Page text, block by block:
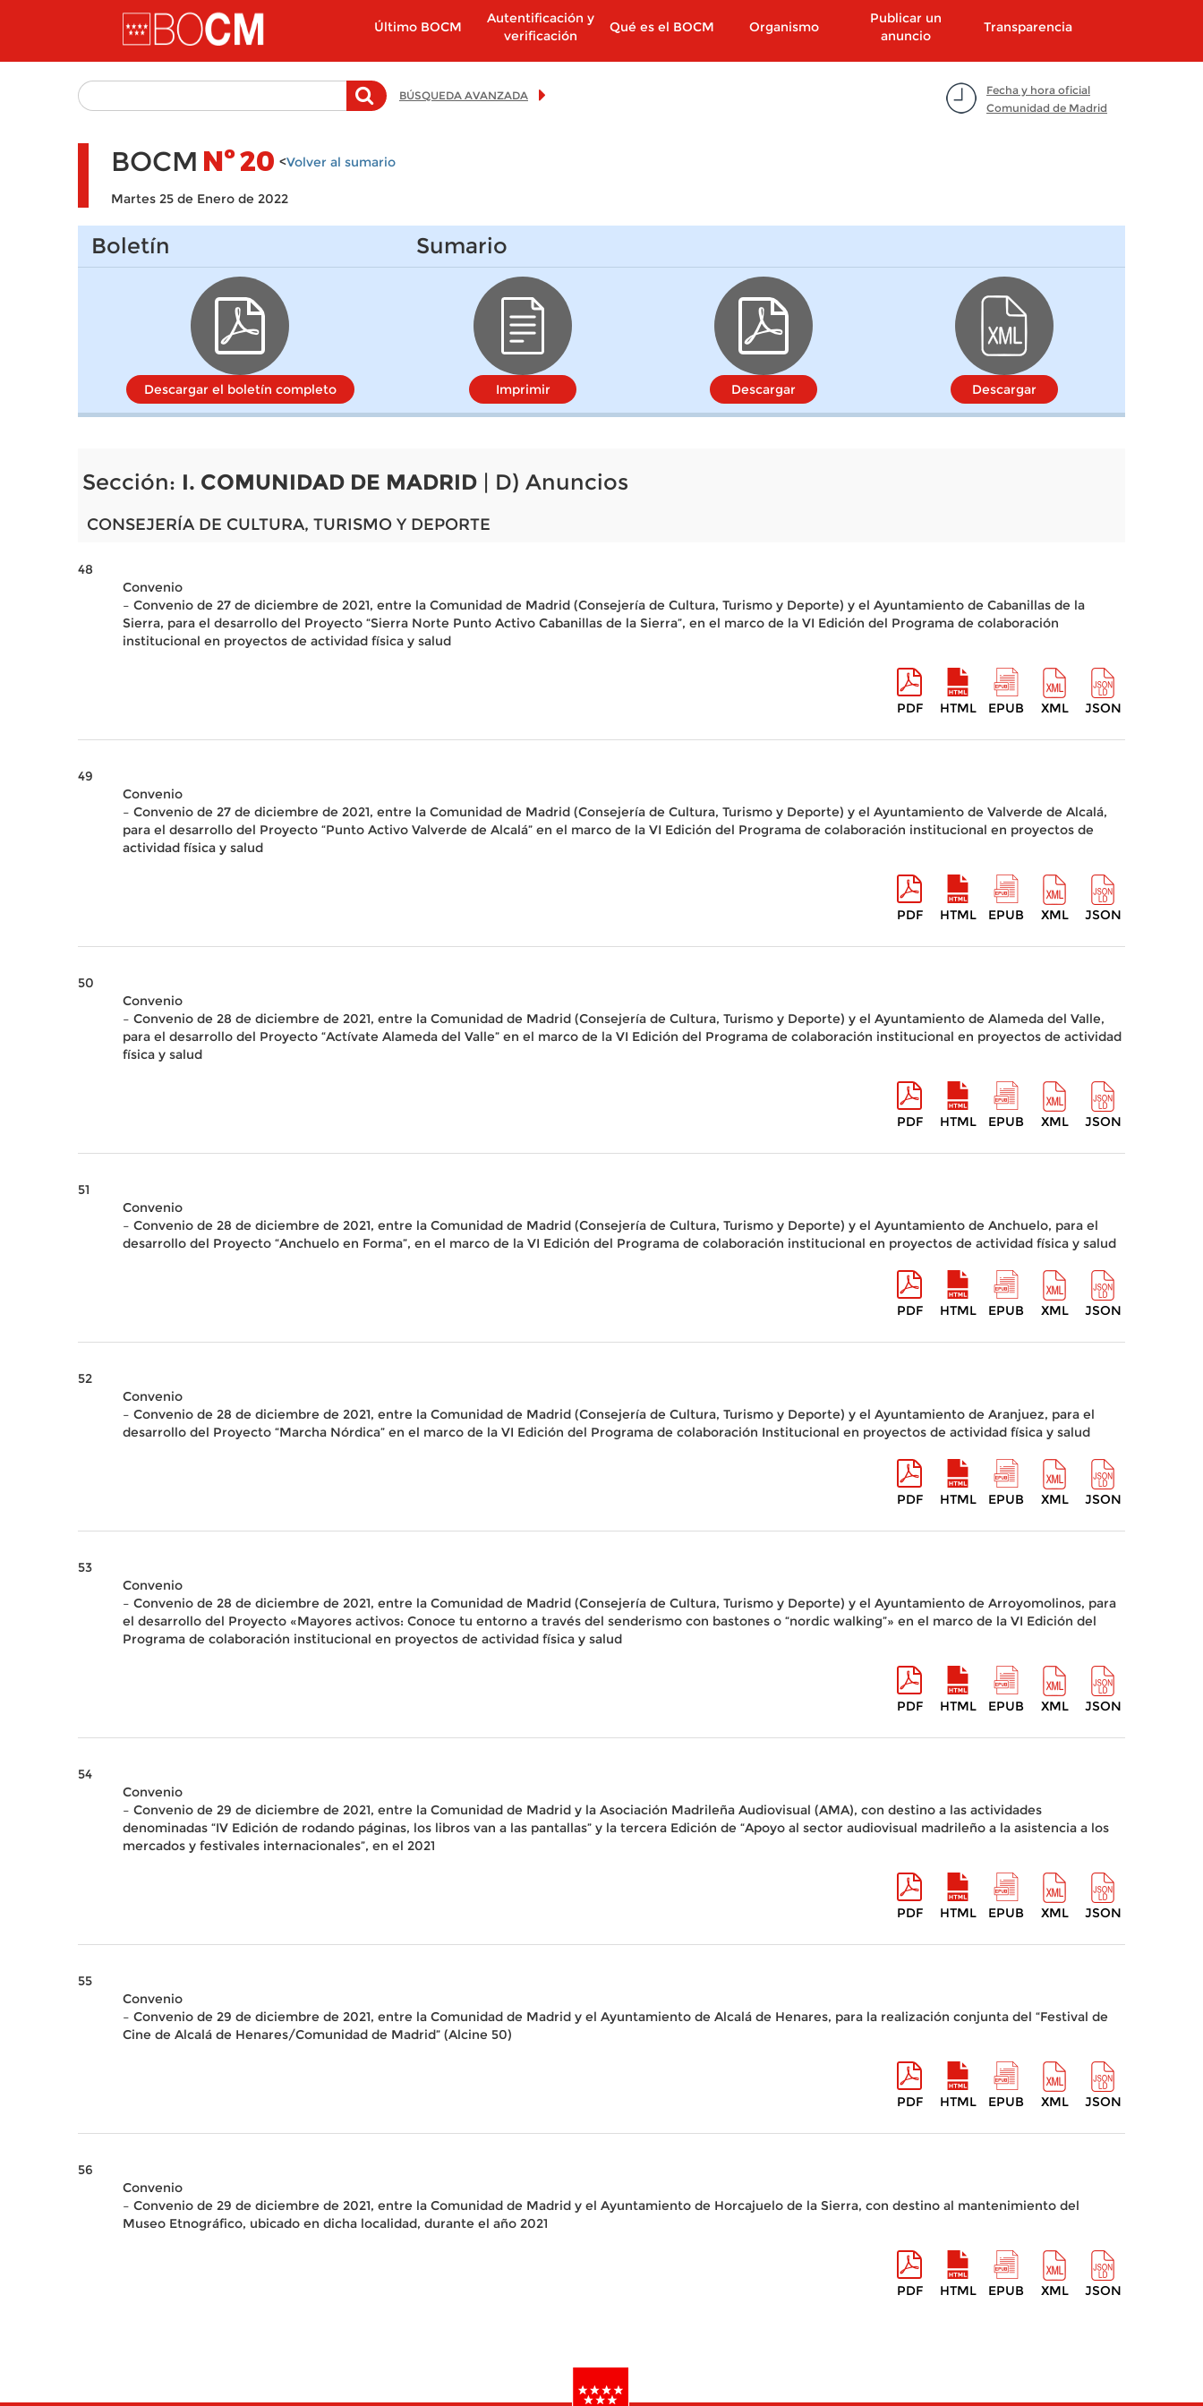
Pasar al contenido principal
Último BOCM
Autentificación y
verificación
Qué es el BOCM Organismo
Publicar un
anuncio
Transparencia
Fecha y hora oficial
Comunidad de Madrid
BÚSQUEDA AVANZADA
BOCM Nº20 <Volver al sumario
Martes 25 de Enero de 2022
Boletín
Descargar el boletín completo
Sumario
Imprimir Descargar Descargar
Sección: I. COMUNIDAD DE MADRID | D) Anuncios
CONSEJERÍA DE CULTURA, TURISMO Y DEPORTE
48
Convenio
– Convenio de 27 de diciembre de 2021, entre la Comunidad de Madrid (Consejería de Cultura, Turismo y Deporte) y el Ayuntamiento de Cabanillas de la
Sierra, para el desarrollo del Proyecto “Sierra Norte Punto Activo Cabanillas de la Sierra”, en el marco de la VI Edición del Programa de colaboración
institucional en proyectos de actividad física y salud
PDF HTML EPUB XML JSON
49
Convenio
– Convenio de 27 de diciembre de 2021, entre la Comunidad de Madrid (Consejería de Cultura, Turismo y Deporte) y el Ayuntamiento de Valverde de Alcalá,
para el desarrollo del Proyecto “Punto Activo Valverde de Alcalá” en el marco de la VI Edición del Programa de colaboración institucional en proyectos de
actividad física y salud
PDF HTML EPUB XML JSON
50
Convenio
– Convenio de 28 de diciembre de 2021, entre la Comunidad de Madrid (Consejería de Cultura, Turismo y Deporte) y el Ayuntamiento de Alameda del Valle,
para el desarrollo del Proyecto “Actívate Alameda del Valle” en el marco de la VI Edición del Programa de colaboración institucional en proyectos de actividad
física y salud
PDF HTML EPUB XML JSON
51
Convenio
– Convenio de 28 de diciembre de 2021, entre la Comunidad de Madrid (Consejería de Cultura, Turismo y Deporte) y el Ayuntamiento de Anchuelo, para el
desarrollo del Proyecto “Anchuelo en Forma”, en el marco de la VI Edición del Programa de colaboración institucional en proyectos de actividad física y salud
PDF HTML EPUB XML JSON
52
Convenio
– Convenio de 28 de diciembre de 2021, entre la Comunidad de Madrid (Consejería de Cultura, Turismo y Deporte) y el Ayuntamiento de Aranjuez, para el
desarrollo del Proyecto “Marcha Nórdica” en el marco de la VI Edición del Programa de colaboración Institucional en proyectos de actividad física y salud
PDF HTML EPUB XML JSON
53
Convenio
– Convenio de 28 de diciembre de 2021, entre la Comunidad de Madrid (Consejería de Cultura, Turismo y Deporte) y el Ayuntamiento de Arroyomolinos, para
el desarrollo del Proyecto «Mayores activos: Conoce tu entorno a través del senderismo con bastones o “nordic walking”» en el marco de la VI Edición del
Programa de colaboración institucional en proyectos de actividad física y salud
PDF HTML EPUB XML JSON
54
Convenio
– Convenio de 29 de diciembre de 2021, entre la Comunidad de Madrid y la Asociación Madrileña Audiovisual (AMA), con destino a las actividades
denominadas “IV Edición de rodando páginas, los libros van a las pantallas” y la tercera Edición de “Apoyo al sector audiovisual madrileño a la asistencia a los
mercados y festivales internacionales”, en el 2021
PDF HTML EPUB XML JSON
55
Convenio
– Convenio de 29 de diciembre de 2021, entre la Comunidad de Madrid y el Ayuntamiento de Alcalá de Henares, para la realización conjunta del “Festival de
Cine de Alcalá de Henares/Comunidad de Madrid” (Alcine 50)
PDF HTML EPUB XML JSON
56
Convenio
– Convenio de 29 de diciembre de 2021, entre la Comunidad de Madrid y el Ayuntamiento de Horcajuelo de la Sierra, con destino al mantenimiento del
Museo Etnográfico, ubicado en dicha localidad, durante el año 2021
PDF HTML EPUB XML JSON